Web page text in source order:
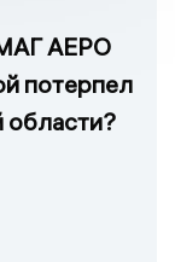
АЕРО
потерпел
области?